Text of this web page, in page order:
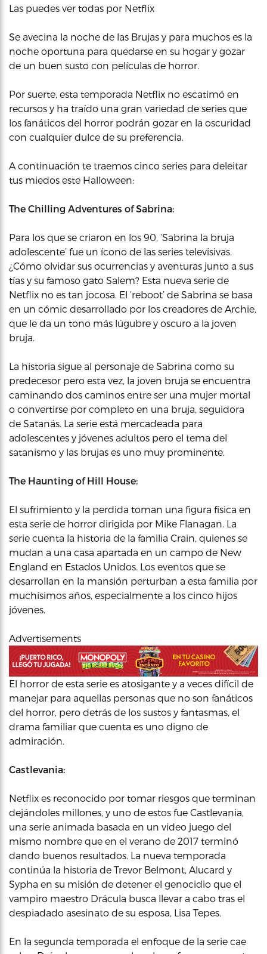
Las puedes ver todas por Netflix
Se avecina la noche de las Brujas y para muchos es la
noche oportuna para quedarse en su hogar y gozar
de un buen susto con películas de horror.
Por suerte, esta temporada Netflix no escatimó en
recursos y ha traído una gran variedad de series que
los fanáticos del horror podrán gozar en la oscuridad
con cualquier dulce de su preferencia.
A continuación te traemos cinco series para deleitar
tus miedos este Halloween:
The Chilling Adventures of Sabrina:
Para los que se criaron en los 90, ‘Sabrina la bruja
adolescente’ fue un ícono de las series televisivas.
¿Cómo olvidar sus ocurrencias y aventuras junto a sus
tías y su famoso gato Salem? Esta nueva serie de
Netflix no es tan jocosa. El ‘reboot’ de Sabrina se basa
en un cómic desarrollado por los creadores de Archie,
que le da un tono más lúgubre y oscuro a la joven
bruja.
La historia sigue al personaje de Sabrina como su
predecesor pero esta vez, la joven bruja se encuentra
caminando dos caminos entre ser una mujer mortal
o convertirse por completo en una bruja, seguidora
de Satanás. La serie está mercadeada para
adolescentes y jóvenes adultos pero el tema del
satanismo y las brujas es uno muy prominente.
The Haunting of Hill House:
El sufrimiento y la perdida toman una figura física en
esta serie de horror dirigida por Mike Flanagan. La
serie cuenta la historia de la familia Crain, quienes se
mudan a una casa apartada en un campo de New
England en Estados Unidos. Los eventos que se
desarrollan en la mansión perturban a esta familia por
muchísimos años, especialmente a los cinco hijos
jóvenes.
Advertisements
El horror de esta serie es atosigante y a veces difícil de
manejar para aquellas personas que no son fanáticos
del horror, pero detrás de los sustos y fantasmas, el
drama familiar que cuenta es uno digno de
admiración.
Castlevania:
Netflix es reconocido por tomar riesgos que terminan
dejándoles millones, y uno de estos fue Castlevania,
una serie animada basada en un video juego del
mismo nombre que en el verano de 2017 terminó
dando buenos resultados. La nueva temporada
continúa la historia de Trevor Belmont, Alucard y
Sypha en su misión de detener el genocidio que el
vampiro maestro Drácula busca llevar a cabo tras el
despiadado asesinato de su esposa, Lisa Tepes.
En la segunda temporada el enfoque de la serie cae